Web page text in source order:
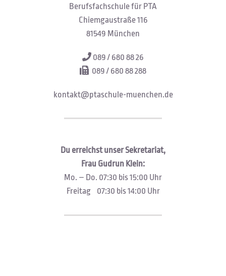
Berufsfachschule für PTA
Chiemgaustraße 116
81549 München
089 / 680 88 26
089 / 680 88 288
kontakt@ptaschule-muenchen.de
Du erreichst unser Sekretariat,
Frau Gudrun Klein:
Mo. – Do. 07:30 bis 15:00 Uhr
Freitag 07:30 bis 14:00 Uhr